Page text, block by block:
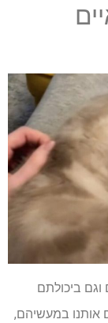
ביכולתם
אותנו במעשיהם,